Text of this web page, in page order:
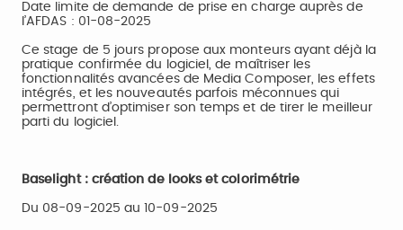
Date limite de demande de prise en charge auprès de
l’AFDAS : 01-08-2025
Ce stage de 5 jours propose aux monteurs ayant déjà la
pratique confirmée du logiciel, de maîtriser les
fonctionnalités avancées de Media Composer, les effets
intégrés, et les nouveautés parfois méconnues qui
permettront d’optimiser son temps et de tirer le meilleur
parti du logiciel.
Baselight : création de looks et colorimétrie
Du 08-09-2025 au 10-09-2025